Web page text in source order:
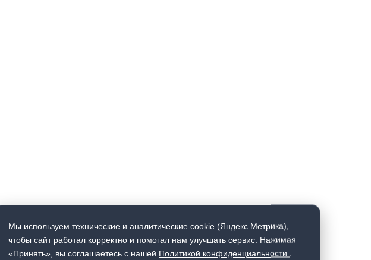
Мы используем технические и аналитические cookie (Яндекс.Метрика),
чтобы сайт работал корректно и помогал нам улучшать сервис. Нажимая
«Принять», вы соглашаетесь с нашей Политикой конфиденциальности